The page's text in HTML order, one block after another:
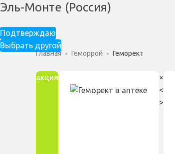
Эль-Монте (Россия)
Подтверждаю
Выбрать другой
Главная Геморрой Геморект
акция
×
<
>